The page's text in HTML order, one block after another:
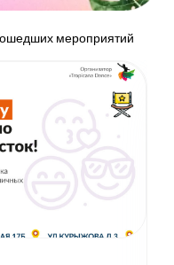
мероприятий